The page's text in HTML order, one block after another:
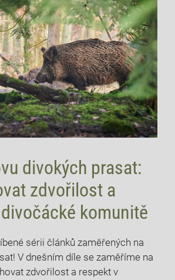
divokých⁣ prasat:
zdvořilost a
komunitě
sérii článků zaměřených ‍na
V dnešním​ díle se​ zaměříme na
zdvořilost a ⁢respekt v